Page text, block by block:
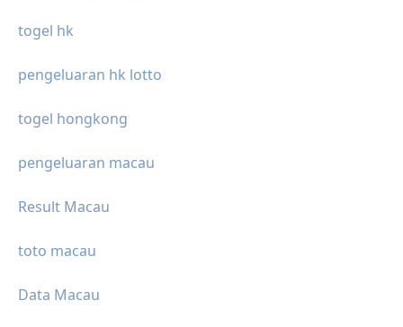
togel hk
pengeluaran hk lotto
togel hongkong
pengeluaran macau
Result Macau
toto macau
Data Macau